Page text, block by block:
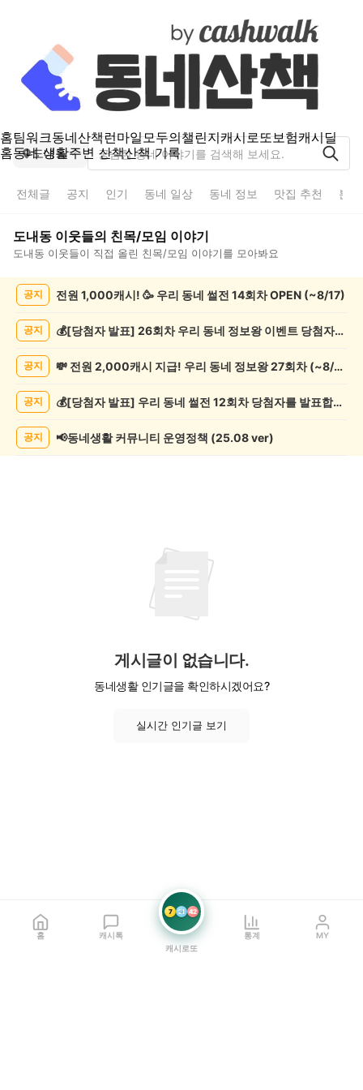
홈팀워크동네산책런마일모두의챌린지캐시로또보험캐시딜
홈동네 생활주변 산책산책 기록
도내동
전체글 공지 인기 동네 일상 동네 정보 맛집 추천 분
도내동 이웃들의 친목/모임 이야기
도내동 이웃들이 직접 올린 친목/모임 이야기를 모아봐요
록
공지 전원 1,000캐시! 🥳 우리 동네 썰전 14회차 OPEN (~8/17)
공지 💰[당첨자 발표] 26회차 우리 동네 정보왕 이벤트 당첨자를 발표합니다!
공지 💸 전원 2,000캐시 지급! 우리 동네 정보왕 27회차 (~8/10)
공지 💰[당첨자 발표] 우리 동네 썰전 12회차 당첨자를 발표합니다!
공지 📢동네생활 커뮤니티 운영정책 (25.08 ver)
게시글이 없습니다.
동네생활 인기글을 확인하시겠어요?
실시간 인기글 보기
홈 캐시톡
7 21 42
캐시로또
통계 MY